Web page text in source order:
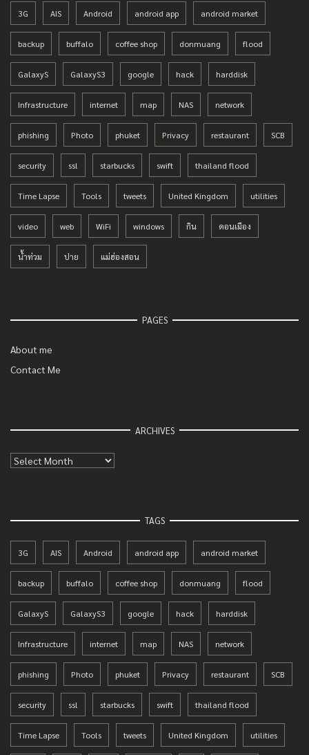
3G AIS Android android app android market
backup buffalo coffee shop donmuang flood
GalaxyS GalaxyS3 google hack harddisk
Infrastructure internet map NAS network
phishing Photo phuket Privacy restaurant SCB
security ssl starbucks swift thailand flood
Time Lapse Tools tweets United Kingdom utilities
video web WiFi windows กิน ดอนเมือง
น้ำท่วม ปาย แม่ฮ่องสอน
PAGES
About me
Contact Me
ARCHIVES
Archives
TAGS
3G AIS Android android app android market
backup buffalo coffee shop donmuang flood
GalaxyS GalaxyS3 google hack harddisk
Infrastructure internet map NAS network
phishing Photo phuket Privacy restaurant SCB
security ssl starbucks swift thailand flood
Time Lapse Tools tweets United Kingdom utilities